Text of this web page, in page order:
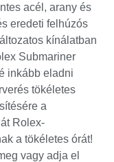
acél, arany és
eredeti felhúzós
kínálatban
Submariner
inkább eladni
tökéletes
a
Rolex-
a tökéletes órát!
vagy adja el